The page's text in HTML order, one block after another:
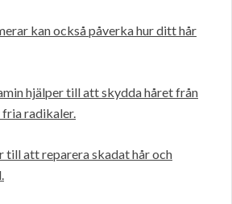
kan också påverka hur ditt hår
hjälper till att skydda håret från
radikaler.
att reparera skadat hår och